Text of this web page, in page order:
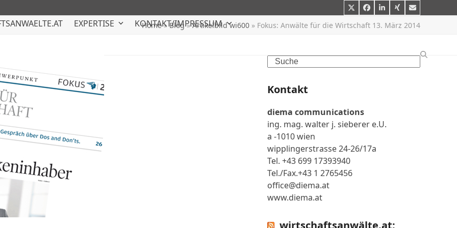
TwitterFacebook
LinkedIn
XingE-
Mail
EXPERTISE KONTAKT/IMPRESSUM
Home»Blog»Artikelbild wi600 » Fokus: Anwälte für die Wirtschaft 13. März 2014
Search
Kontakt
diema communications
ing. mag. walter j. sieberer e.U.
a -1010 wien
wipplingerstrasse 24-26/17a
Tel. +43 699 17393940
Tel./Fax.+43 1 2765456
office@diema.at
www.diema.at
wirtschaftsanwälte.at: